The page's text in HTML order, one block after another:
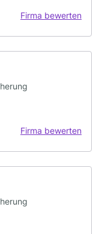
Firma bewerten
Firma bewerten